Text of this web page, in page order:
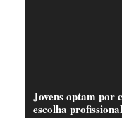
Jovens optam por
escolha